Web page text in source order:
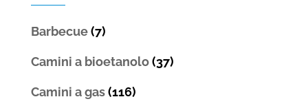
Barbecue (7)
Camini a bioetanolo (37)
Camini a gas (116)